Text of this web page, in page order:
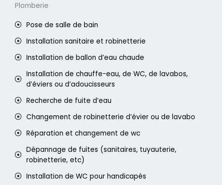
Plomberie
Pose de salle de bain
Installation sanitaire et robinetterie
Installation de ballon d’eau chaude
Installation de chauffe-eau, de WC, de lavabos,
d’éviers ou d’adoucisseurs
Recherche de fuite d’eau
Changement de robinetterie d’évier ou de lavabo
Réparation et changement de wc
Dépannage de fuites (sanitaires, tuyauterie,
robinetterie, etc)
Installation de WC pour handicapés